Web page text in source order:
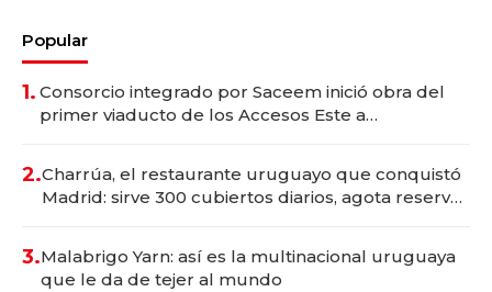
Popular
1. Consorcio integrado por Saceem inició obra del
primer viaducto de los Accesos Este a
2.Charrúa, el restaurante uruguayo que conquistó
Madrid: sirve 300 cubiertos diarios, agota reservas
3.Malabrigo Yarn: así es la multinacional uruguaya
que le da de tejer al mundo